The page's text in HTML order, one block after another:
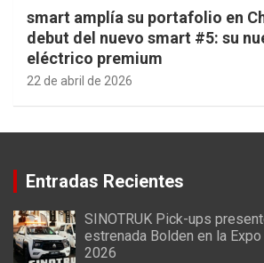
smart amplía su portafolio en
debut del nuevo smart #5: su
eléctrico premium
22 de abril de 2026
Entradas Recientes
SINOTRUK Pick-ups
estrenada Bolden en la
2026